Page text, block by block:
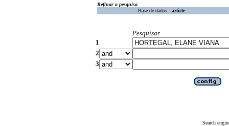
Refinar a pesquisa
Base de dados : article
Pesquisar
1
2
3
Search